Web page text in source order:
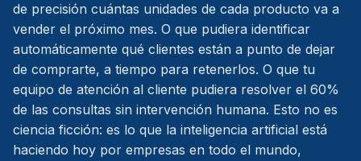
de precisión cuántas unidades de cada producto va a
vender el próximo mes. O que pudiera identificar
automáticamente qué clientes están a punto de dejar
de comprarte, a tiempo para retenerlos. O que tu
equipo de atención al cliente pudiera resolver el 60%
de las consultas sin intervención humana. Esto no es
ciencia ficción: es lo que la inteligencia artificial está
haciendo hoy por empresas en todo el mundo,